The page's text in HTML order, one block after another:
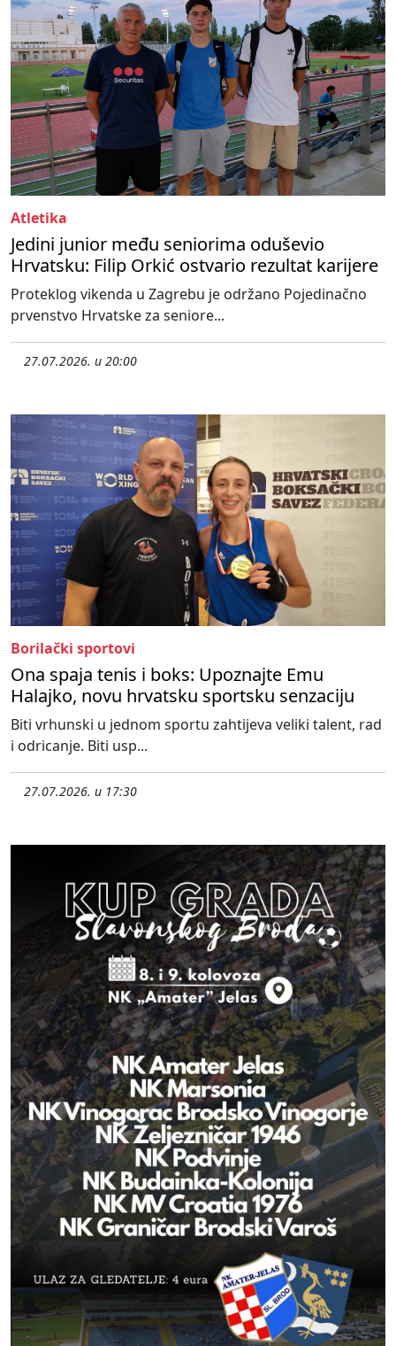
Atletika
Jedini junior među seniorima oduševio
Hrvatsku: Filip Orkić ostvario rezultat karijere
Proteklog vikenda u Zagrebu je održano Pojedinačno
prvenstvo Hrvatske za seniore...
27.07.2026. u 20:00
Borilački sportovi
Ona spaja tenis i boks: Upoznajte Emu
Halajko, novu hrvatsku sportsku senzaciju
Biti vrhunski u jednom sportu zahtijeva veliki talent, rad
i odricanje. Biti usp...
27.07.2026. u 17:30